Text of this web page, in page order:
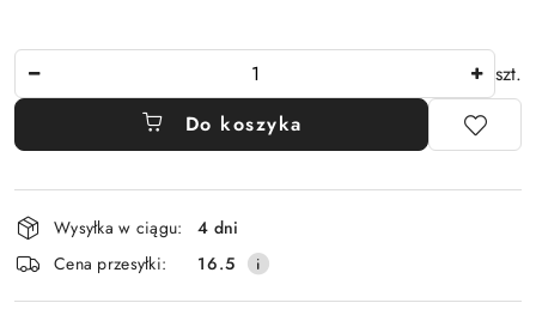
szt.
Do koszyka
Dostępność
i
dostawa
Wysyłka w ciągu:
4 dni
Cena przesyłki:
16.5